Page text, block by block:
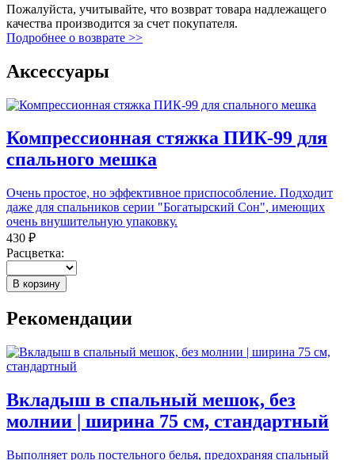
Пожалуйста, учитывайте, что возврат товара надлежащего
качества производится за счет покупателя.
Подробнее о возврате >>
Аксессуары
Компрессионная стяжка ПИК-99 для
спального мешка
Очень простое, но эффективное приспособление. Подходит
даже для спальников серии "Богатырский Сон", имеющих
очень внушительную упаковку.
430 ₽
Расцветка:
В корзину
Рекомендации
Вкладыш в спальный мешок, без
молнии | ширина 75 см, стандартный
Выполняет роль постельного белья, предохраняя спальный